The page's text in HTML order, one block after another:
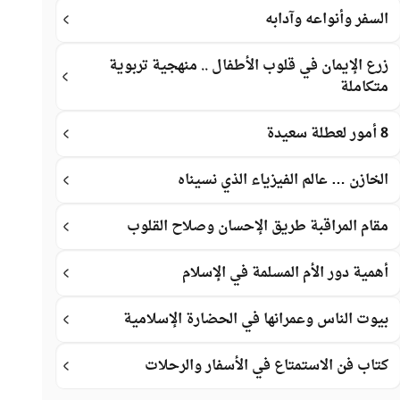
السفر وأنواعه وآدابه
زرع الإيمان في قلوب الأطفال .. منهجية تربوية
متكاملة
8 أمور لعطلة سعيدة
الخازن … عالم الفيزياء الذي نسيناه
مقام المراقبة طريق الإحسان وصلاح القلوب
أهمية دور الأم المسلمة في الإسلام
بيوت الناس وعمرانها في الحضارة الإسلامية
كتاب فن الاستمتاع في الأسفار والرحلات